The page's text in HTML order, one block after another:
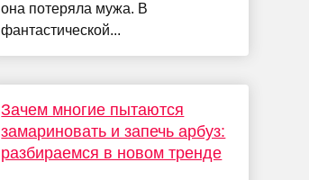
она потеряла мужа. В
фантастической...
Зачем многие пытаются
замариновать и запечь арбуз:
разбираемся в новом тренде